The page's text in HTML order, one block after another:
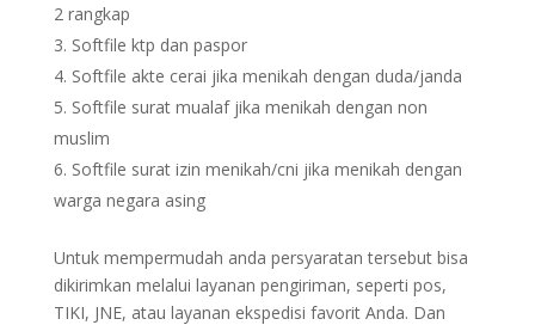
2 rangkap
Softfile ktp dan paspor
Softfile akte cerai jika menikah dengan duda/janda
Softfile surat mualaf jika menikah dengan non
muslim
Softfile surat izin menikah/cni jika menikah dengan
warga negara asing
Untuk mempermudah anda persyaratan tersebut bisa
dikirimkan melalui layanan pengiriman, seperti pos,
TIKI, JNE, atau layanan ekspedisi favorit Anda. Dan